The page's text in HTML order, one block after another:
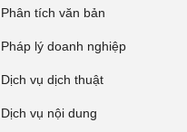
Phân tích văn bản
Pháp lý doanh nghiệp
Dịch vụ dịch thuật
Dịch vụ nội dung